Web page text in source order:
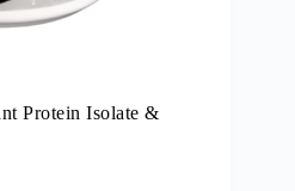
Protein Isolate &